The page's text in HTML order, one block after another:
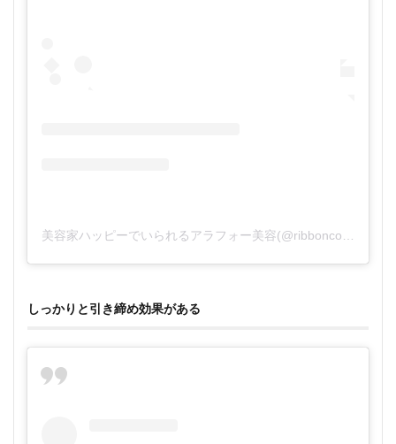
しっかりと引き締め効果がある